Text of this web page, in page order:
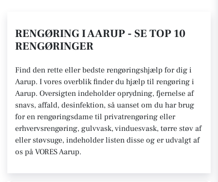
RENGØRING I AARUP - SE TOP 10
RENGØRINGER
Find den rette eller bedste rengøringshjælp for dig i
Aarup. I vores overblik finder du hjælp til rengøring i
Aarup. Oversigten indeholder oprydning, fjernelse af
snavs, affald, desinfektion, så uanset om du har brug
for en rengøringsdame til privatrengøring eller
erhvervsrengøring, gulvvask, vinduesvask, tørre støv af
eller støvsuge, indeholder listen disse og er udvalgt af
os på VORES Aarup.